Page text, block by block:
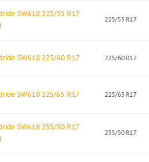
SW618 225/55 R17
225/55 R17
SW618 225/60 R17 225/60 R17
SW618 225/65 R17 225/65 R17
SW618 235/50 R17
235/50 R17